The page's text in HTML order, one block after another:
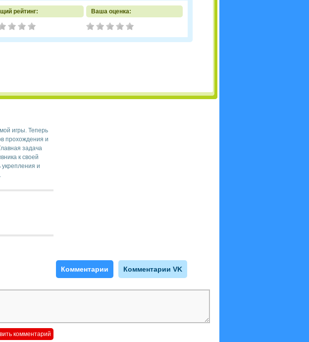
рейтинг: Ваша оценка:
игры. Теперь
прохождения и
задача
к своей
и
Комментарии Комментарии VK